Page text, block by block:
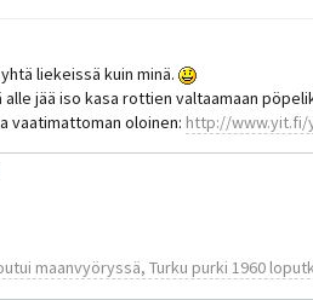
liekeissä kuin minä.
jää iso kasa rottien valtaamaan
vaatimattoman oloinen: http://www.yit.fi/
maanvyöryssä, Turku purki 1960